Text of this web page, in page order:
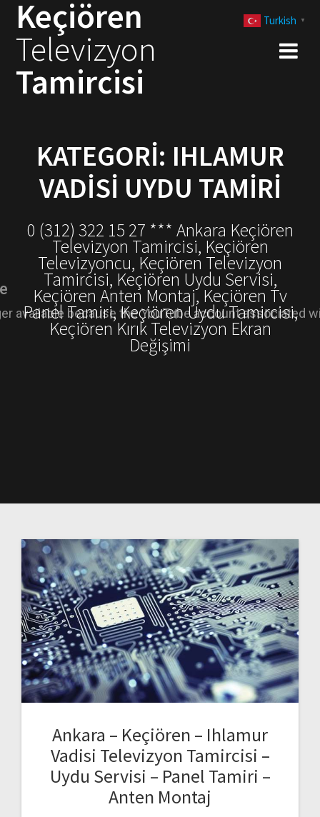
Keçiören
Televizyon
Tamircisi
KATEGORI: IHLAMUR
VADISI UYDU TAMIRI
0 (312) 322 15 27 *** Ankara Keçiören
Televizyon Tamircisi, Keçiören
Televizyoncu, Keçiören Televizyon
Tamircisi, Keçiören Uydu Servisi,
Keçiören Anten Montaj, Keçiören Tv
Panel Tamiri, Keçiören Uydu Tamircisi,
Keçiören Kırık Televizyon Ekran
Değişimi
Ankara – Keçiören – Ihlamur
Vadisi Televizyon Tamircisi –
Uydu Servisi – Panel Tamiri –
Anten Montaj
Turkish ▼